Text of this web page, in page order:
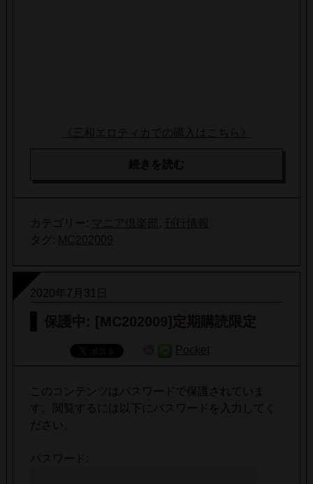
《三和エロティカでの購入はこちら》
続きを読む
カテゴリー: マニア倶楽部 , 刊行情報
タグ: MC202009
2020年7月31日
保護中: [MC202009]定期購読限定
Pocket
このコンテンツはパスワードで保護されていま
す。閲覧するには以下にパスワードを入力してく
ださい。
パスワード: